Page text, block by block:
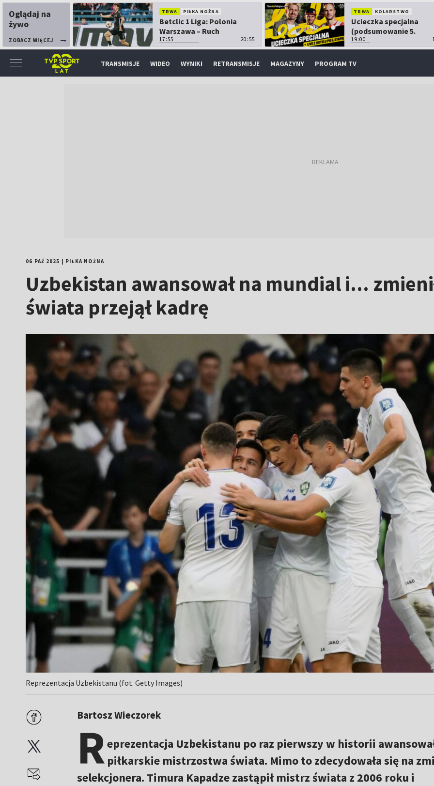
Oglądaj na
żywo
ZOBACZ WIĘCEJ
TRWA PIŁKA NOŻNA
Betclic 1 Liga: Polonia
Warszawa – Ruch
Chorzów
17:55 20:55
TRWA KOLARSTWO
Ucieczka specjalna
(podsumowanie 5.
etapu TdP)
19:00
TRANSMISJE WIDEO WYNIKI RETRANSMISJE MAGAZYNY PROGRAM TV
06 PAŹ 2025 PIŁKA NOŻNA
Uzbekistan awansował na mundial i...
świata przejął kadrę
Reprezentacja Uzbekistanu (fot. Getty Images)
Bartosz Wieczorek
Reprezentacja Uzbekistanu po raz pierwszy w historii
piłkarskie mistrzostwa świata. Mimo to zdecydowała się na
selekcjonera. Timura Kapadze zastąpił mistrz świata z 2006 roku i